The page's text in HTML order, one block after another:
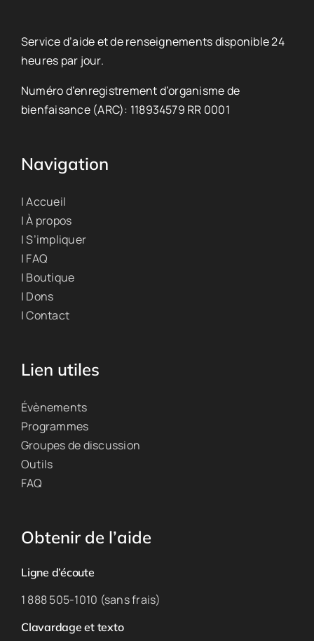
Service d’aide et de renseignements disponible 24
heures par jour.
Numéro d’enregistrement d’organisme de
bienfaisance (ARC): 118934579 RR 0001
Navigation
| Accueil
| À propos
| S’impliquer
| FAQ
| Boutique
| Dons
| Contact
Lien utiles
Évènements
Programmes
Groupes de discussion
Outils
FAQ
Obtenir de l’aide
Ligne d’écoute
1 888 505-1010 (sans frais)
Clavardage et texto